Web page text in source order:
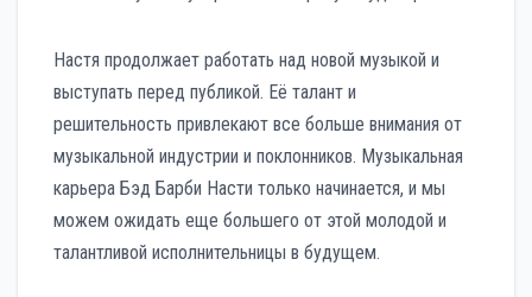
Настя продолжает работать над новой музыкой и
выступать перед публикой. Её талант и
решительность привлекают все больше внимания от
музыкальной индустрии и поклонников. Музыкальная
карьера Бэд Барби Насти только начинается, и мы
можем ожидать еще большего от этой молодой и
талантливой исполнительницы в будущем.